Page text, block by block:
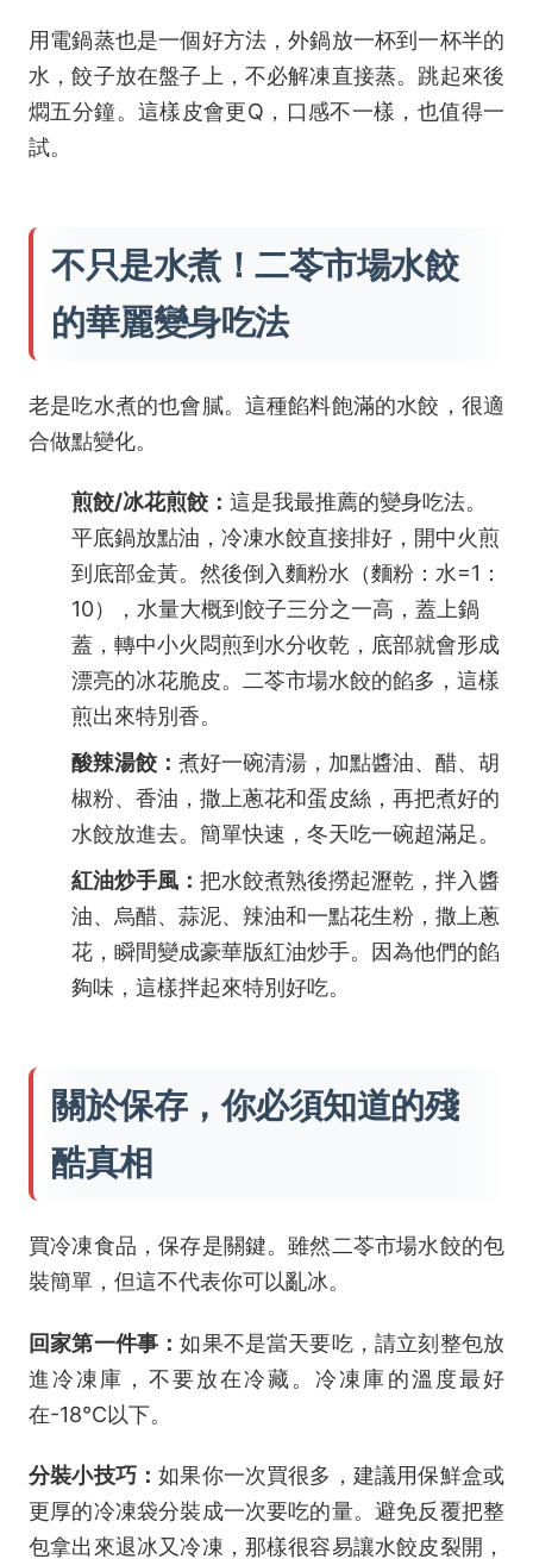
用電鍋蒸也是一個好方法，外鍋放一杯到一杯半的
水，餃子放在盤子上，不必解凍直接蒸。跳起來後
燜五分鐘。這樣皮會更Q，口感不一樣，也值得一
試。
不只是水煮！二苓市場水餃
的華麗變身吃法
老是吃水煮的也會膩。這種餡料飽滿的水餃，很適
合做點變化。
煎餃/冰花煎餃： 這是我最推薦的變身吃法。
平底鍋放點油，冷凍水餃直接排好，開中火煎
到底部金黃。然後倒入麵粉水（麵粉：水=1：
10），水量大概到餃子三分之一高，蓋上鍋
蓋，轉中小火悶煎到水分收乾，底部就會形成
漂亮的冰花脆皮。二苓市場水餃的餡多，這樣
煎出來特別香。
酸辣湯餃： 煮好一碗清湯，加點醬油、醋、胡
椒粉、香油，撒上蔥花和蛋皮絲，再把煮好的
水餃放進去。簡單快速，冬天吃一碗超滿足。
紅油炒手風： 把水餃煮熟後撈起瀝乾，拌入醬
油、烏醋、蒜泥、辣油和一點花生粉，撒上蔥
花，瞬間變成豪華版紅油炒手。因為他們的餡
夠味，這樣拌起來特別好吃。
關於保存，你必須知道的殘
酷真相
買冷凍食品，保存是關鍵。雖然二苓市場水餃的包
裝簡單，但這不代表你可以亂冰。
回家第一件事：如果不是當天要吃，請立刻整包放
進冷凍庫，不要放在冷藏。冷凍庫的溫度最好
在-18°C以下。
分裝小技巧：如果你一次買很多，建議用保鮮盒或
更厚的冷凍袋分裝成一次要吃的量。避免反覆把整
包拿出來退冰又冷凍，那樣很容易讓水餃皮裂開，